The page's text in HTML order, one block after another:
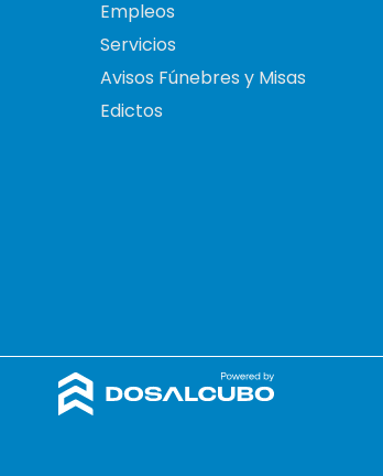
Empleos
Servicios
Avisos Fúnebres y Misas
Edictos